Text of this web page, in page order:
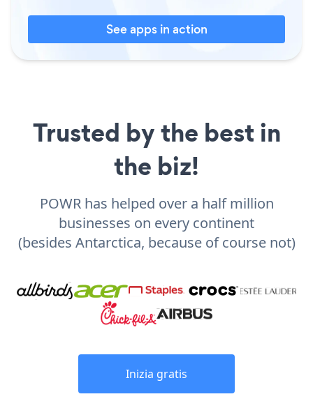
See apps in action
Trusted by the best in
the biz!
POWR has helped over a half million
businesses on every continent
(besides Antarctica, because of course not)
Inizia gratis